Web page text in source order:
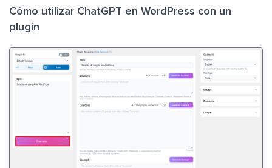
Cómo utilizar ChatGPT en WordPress con un
plugin